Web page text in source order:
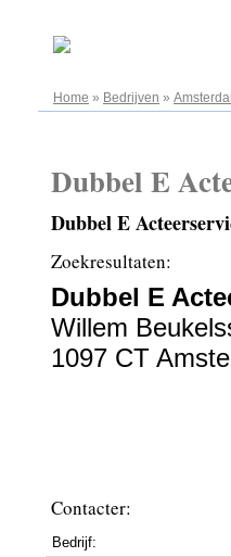
Home » Bedrijven »
Dubbel E
Dubbel E
Zoekresultaten:
Dubbel E
Willem
1097 CT
Contacter:
Bedrijf: